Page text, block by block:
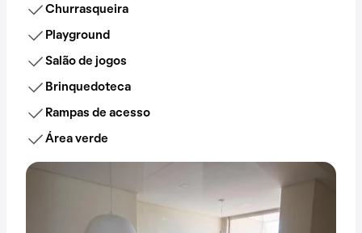
Churrasqueira
Playground
Salão de jogos
Brinquedoteca
Rampas de acesso
Área verde